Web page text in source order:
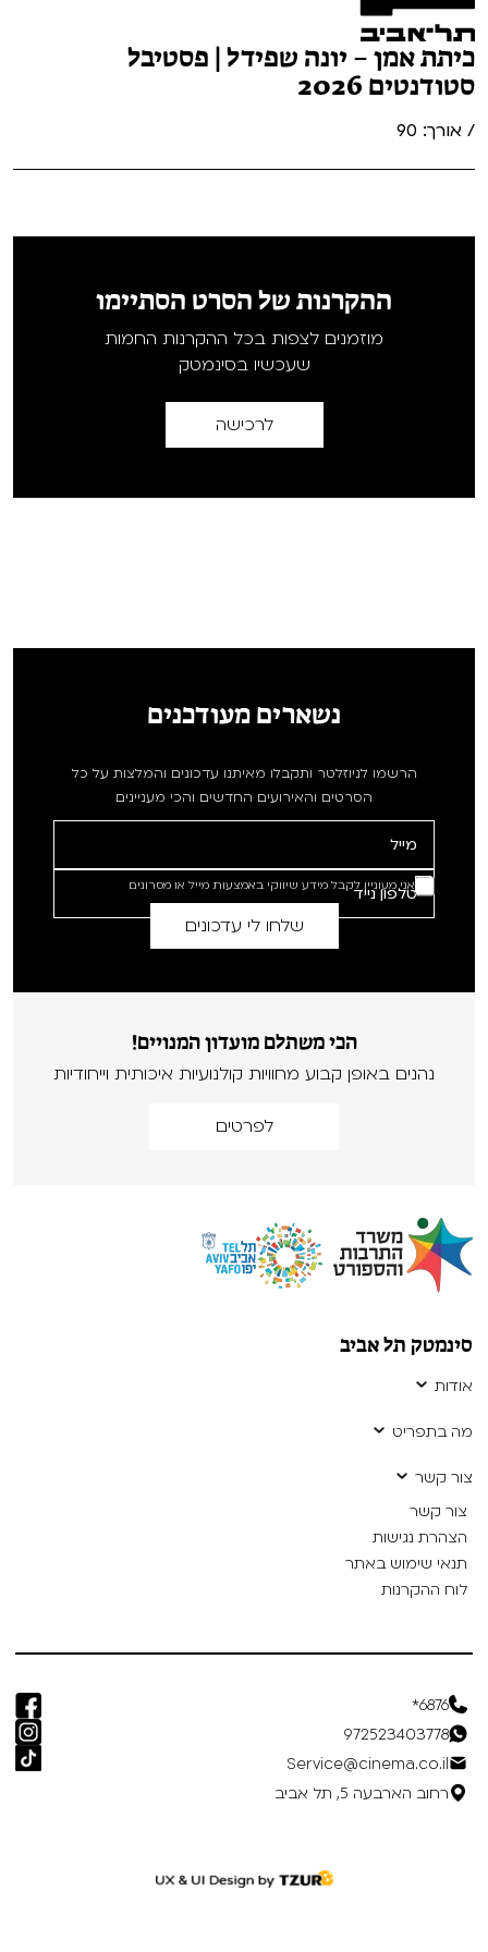
כיתת אמן – יונה שפידל | פסטיבל
סטודנטים 2026
/ אורך: 90
ההקרנות של הסרט הסתיימו
מוזמנים לצפות בכל ההקרנות החמות
שעכשיו בסינמטק
לרכישה
נשארים מעודכנים
הרשמו לניוזלטר ותקבלו מאיתנו עדכונים והמלצות על כל
הסרטים והאירועים החדשים והכי מעניינים
אני מעוניין לקבל מידע שיווקי באמצעות מייל או מסרונים
הכי משתלם מועדון המנויים!
נהנים באופן קבוע מחוויות קולנועיות איכותית וייחודיות
לפרטים
סינמטק תל אביב
אודות
מה בתפריט
צור קשר
צור קשר
הצהרת נגישות
תנאי שימוש באתר
לוח ההקרנות
6876*
972523403778
Service@cinema.co.il
רחוב הארבעה 5, תל אביב